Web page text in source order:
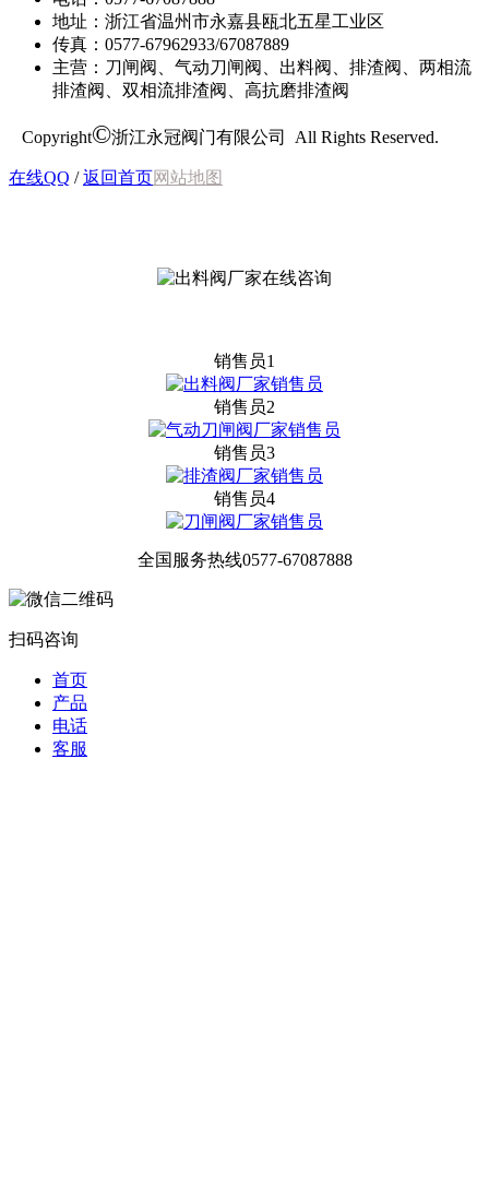
地址：浙江省温州市永嘉县瓯北五星工业区
传真：0577-67962933/67087889
主营：刀闸阀、气动刀闸阀、出料阀、排渣阀、两相流
排渣阀、双相流排渣阀、高抗磨排渣阀
Copyright©浙江永冠阀门有限公司 All Rights Reserved.
在线QQ /返回首页网站地图
销售员1
销售员2
销售员3
销售员4
全国服务热线0577-67087888
扫码咨询
首页
产品
电话
客服